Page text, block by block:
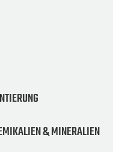
& MINERALIEN